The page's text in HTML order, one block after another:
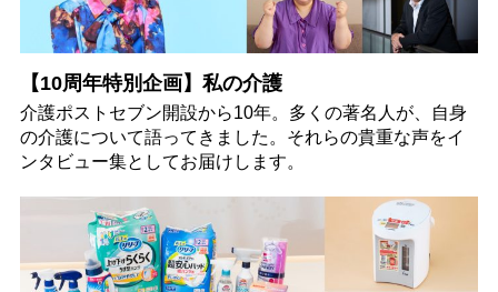
【10周年特別企画】私の介護
介護ポストセブン開設から10年。多くの著名人が、自身
の介護について語ってきました。それらの貴重な声をイ
ンタビュー集としてお届けします。